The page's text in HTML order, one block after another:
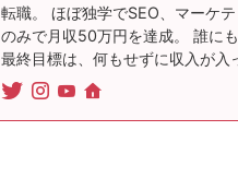
転職。 ほぼ独学でSEO、マーケ
のみで月収50万円を達成。 誰に
最終目標は、何もせずに収入が入